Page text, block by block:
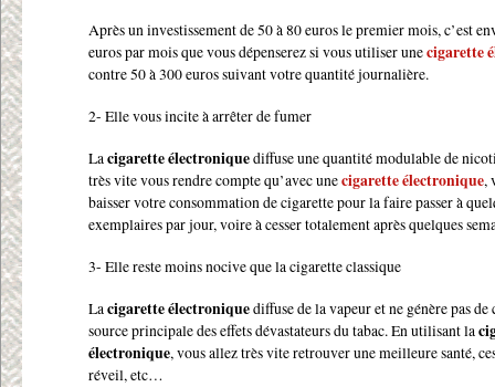
Après un investissement de 50 à 80 euros le premier mois, c’est
euros par mois que vous dépenserez si vous utiliser unecigarette
contre 50 à 300 euros suivant votre quantité journalière.
2- Elle vous incite à arrêter de fumer
Lacigarette électroniquediffuse une quantité modulable de
très vite vous rendre compte qu’avec unecigarette électronique,
baisser votre consommation de cigarette pour la faire passer à
exemplaires par jour, voire à cesser totalement après quelques
3- Elle reste moins nocive que la cigarette classique
Lacigarette électroniquediffuse de la vapeur et ne génère pas
source principale des effets dévastateurs du tabac. En utilisant la
électronique, vous allez très vite retrouver une meilleure santé,
réveil, etc…